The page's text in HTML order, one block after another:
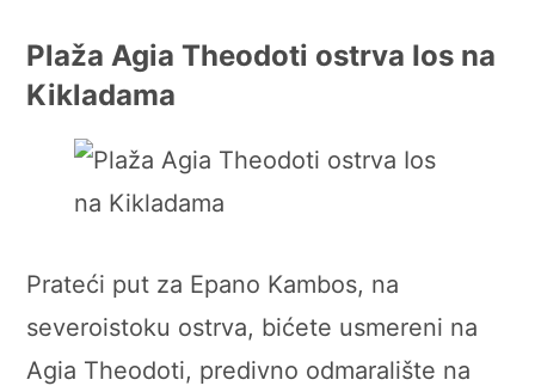
Plaža Agia Theodoti ostrva Ios na
Kikladama
Prateći put za Epano Kambos, na
severoistoku ostrva, bićete usmereni na
Agia Theodoti, predivno odmaralište na